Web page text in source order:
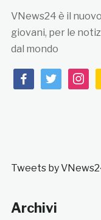
VNews24 è il
giovani, per le
dal mondo
facebooktwitter
Tweets by
Archivi